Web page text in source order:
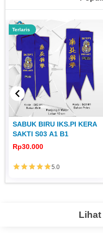
Terlaris
SABUK BIRU IKS.PI KERA
SAKTI S03 A1 B1
Rp30.000
5.0